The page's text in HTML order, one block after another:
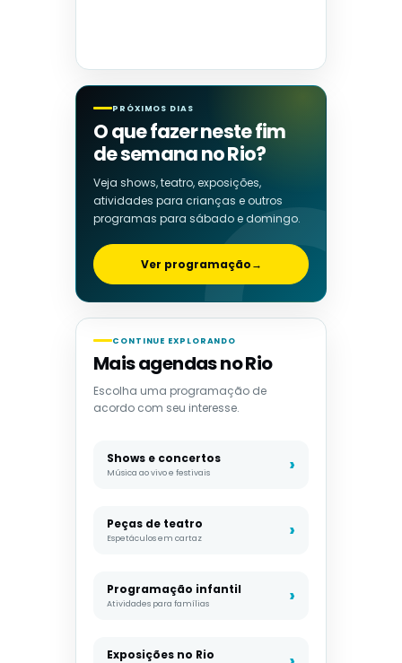
PRÓXIMOS DIAS
O que fazer neste fim
de semana no Rio?
Veja shows, teatro, exposições,
atividades para crianças e outros
programas para sábado e domingo.
Ver programação→
CONTINUE EXPLORANDO
Mais agendas no Rio
Escolha uma programação de
acordo com seu interesse.
Shows e concertos
Música ao vivo e festivais
Peças de teatro
Espetáculos em cartaz
Programação infantil
Atividades para famílias
Exposições no Rio